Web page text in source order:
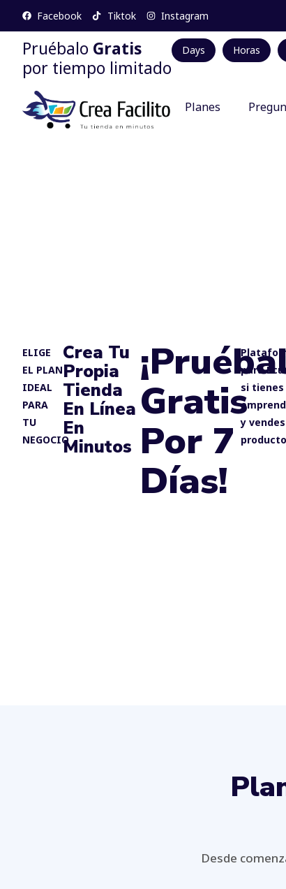
Facebook Tiktok Instagram
Pruébalo Gratis
por tiempo limitado
Days Horas
Planes
ELIGE
EL PLAN
IDEAL
PARA
TU
NEGOCIO
Crea Tu
Propia
Tienda
En Línea
En
Minutos
Gratis
Por 7
Días!
para
si tienes
y vendes
Desde